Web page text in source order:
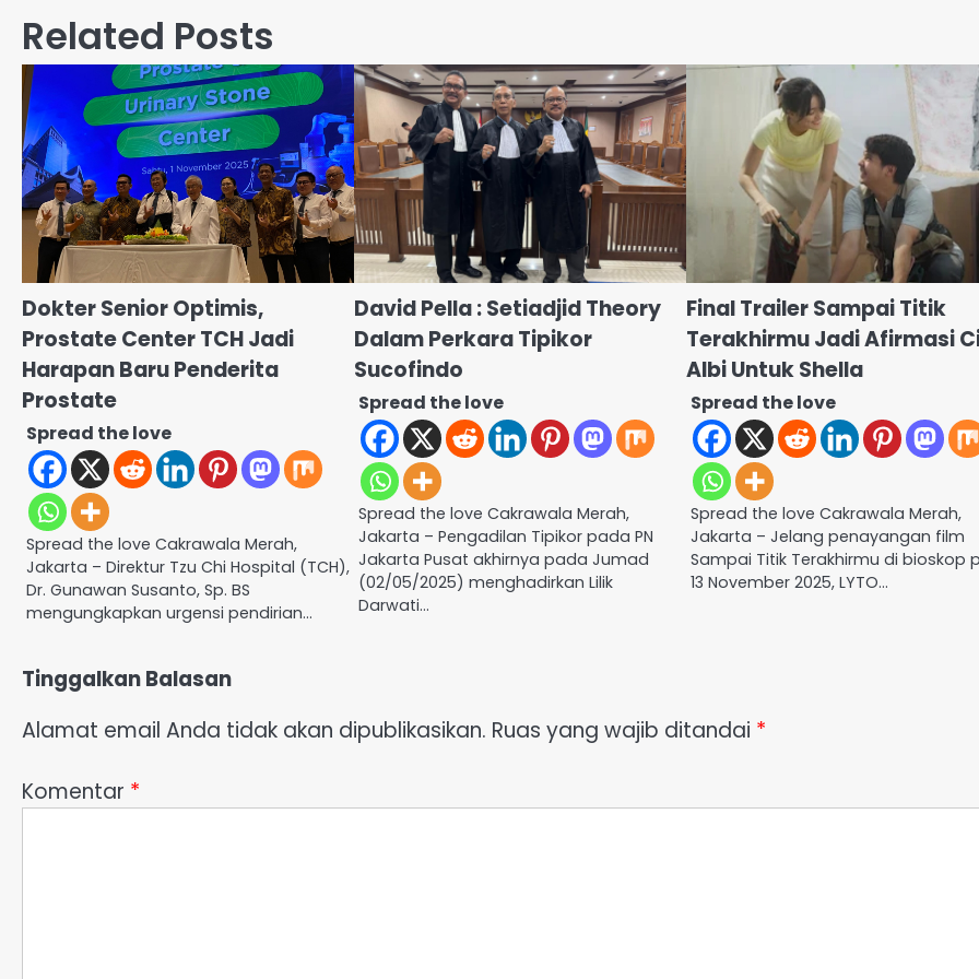
Related Posts
Dokter Senior Optimis,
Prostate Center TCH Jadi
Harapan Baru Penderita
Prostate
Spread the love
Spread the love Cakrawala Merah,
Jakarta – Direktur Tzu Chi Hospital (TCH),
Dr. Gunawan Susanto, Sp. BS
mengungkapkan urgensi pendirian…
David Pella : Setiadjid Theory
Dalam Perkara Tipikor
Sucofindo
Spread the love
Spread the love Cakrawala Merah,
Jakarta – Pengadilan Tipikor pada PN
Jakarta Pusat akhirnya pada Jumad
(02/05/2025) menghadirkan Lilik
Darwati…
Final Trailer Sampai Titik
Terakhirmu Jadi Afirmasi
Albi Untuk Shella
Spread the love
Spread the love Cakrawala Merah,
Jakarta – Jelang penayangan film
Sampai Titik Terakhirmu di bioskop
13 November 2025, LYTO…
Tinggalkan Balasan
Alamat email Anda tidak akan dipublikasikan. Ruas yang wajib ditandai *
Komentar *